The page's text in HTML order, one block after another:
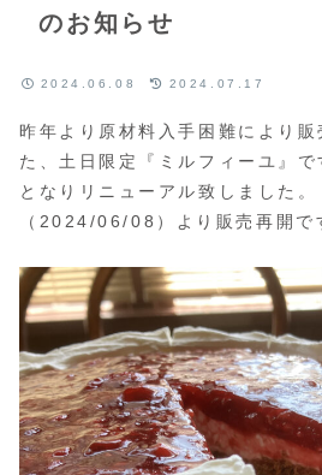
のお知らせ
2024.06.08 2024.07.17
昨年より原材料入手困難により
た、土日限定『ミルフィーユ』
となりリニューアル致しました。
（2024/06/08）より販売再開で